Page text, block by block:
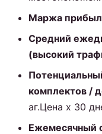
Маржа
Средний
(высокий
комплектов /
аг.Цена x 30
Ежемесячный